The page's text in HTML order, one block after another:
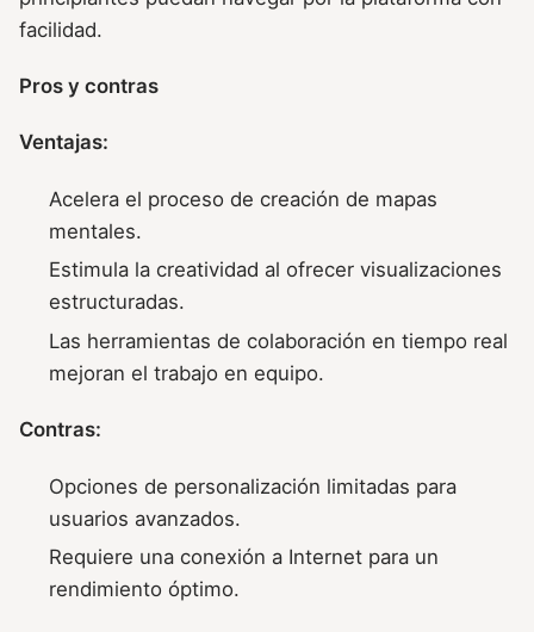
facilidad.
Pros y contras
Ventajas:
Acelera el proceso de creación de mapas
mentales.
Estimula la creatividad al ofrecer visualizaciones
estructuradas.
Las herramientas de colaboración en tiempo real
mejoran el trabajo en equipo.
Contras:
Opciones de personalización limitadas para
usuarios avanzados.
Requiere una conexión a Internet para un
rendimiento óptimo.